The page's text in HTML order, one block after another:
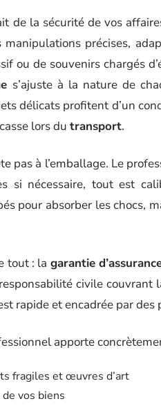
de la sécurité de vos
précises,
ou de souvenirs chargés
s’ajuste à la nature de
délicats profitent d’un
lors du transport.
pas à l’emballage. Le
si nécessaire, tout est
pour absorber les chocs,
tout : la garantie
civile
rapide et encadrée par des
apporte
fragiles et œuvres d’art
vos biens